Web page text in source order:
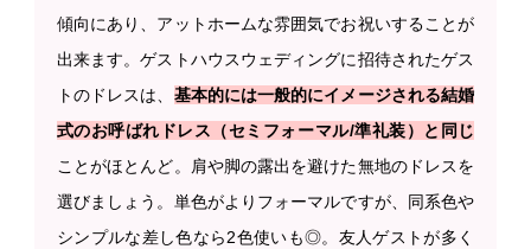
傾向にあり、アットホームな雰囲気でお祝いすることが
出来ます。ゲストハウスウェディングに招待されたゲス
トのドレスは、 基本的には一般的にイメージされる結婚
式のお呼ばれドレス（セミフォーマル/準礼装）と同じ
ことがほとんど。肩や脚の露出を避けた無地のドレスを
選びましょう。単色がよりフォーマルですが、同系色や
シンプルな差し色なら2色使いも◎。友人ゲストが多く